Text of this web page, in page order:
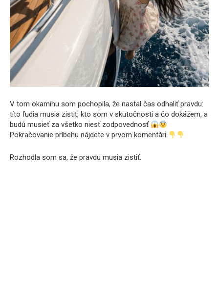
V tom okamihu som pochopila, že nastal čas odhaliť pravdu:
títo ľudia musia zistiť, kto som v skutočnosti a čo dokážem, a
budú musieť za všetko niesť zodpovednosť
Pokračovanie príbehu nájdete v prvom komentári
Rozhodla som sa, že pravdu musia zistiť.